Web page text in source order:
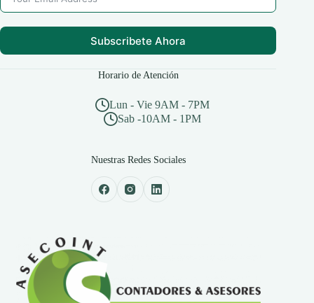
Subscribete Ahora
Horario de Atención
Lun - Vie 9AM - 7PM
Sab -10AM - 1PM
Nuestras Redes Sociales